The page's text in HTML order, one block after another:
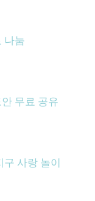
나눔
무료 공유
구 사랑 놀이